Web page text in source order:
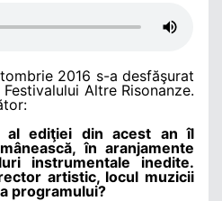
2016 s-a desfăşurat
Altre Risonanze.
al ediţiei din acest an îl
în aranjamente
instrumentale inedite.
artistic, locul muzicii
programului?